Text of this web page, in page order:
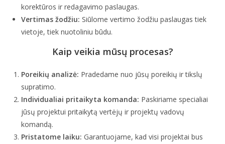
korektūros ir redagavimo paslaugas.
Vertimas žodžiu: Siūlome vertimo žodžiu paslaugas tiek
vietoje, tiek nuotoliniu būdu.
Kaip veikia mūsų procesas?
Poreikių analizė: Pradedame nuo jūsų poreikių ir tikslų
supratimo.
Individualiai pritaikyta komanda: Paskiriame specialiai
jūsų projektui pritaikytą vertėjų ir projektų vadovų
komandą.
Pristatome laiku: Garantuojame, kad visi projektai bus